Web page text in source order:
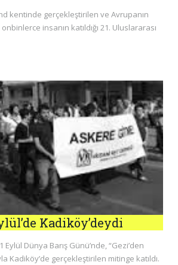
kentinde gerçekleştirilen ve Avrupanın
insanın katıldığı 21. Uluslararası
Kadiköy’deydi
Dünya Barış Günü’nde, “Gezi’den
Kadiköy’de gerçekleştirilen mitinge katıldı.